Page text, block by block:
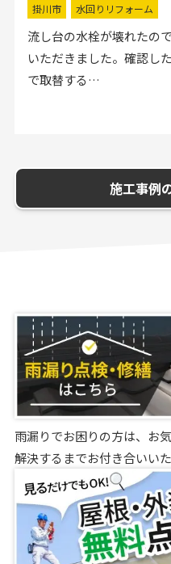
掛川市 水回りリフォーム
流し台の水栓が壊れたの
いただきました。確認し
で取替する…
施工事例
雨漏りでお困りの方は、お
解決するまでお付き合いいた